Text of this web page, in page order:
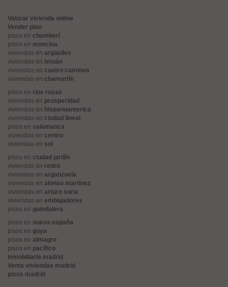
Valorar vivienda online
Vender piso
pisos en chamberí
pisos en moncloa
viviendas en argüelles
viviendas en tetuán
viviendas en cuatro caminos
viviendas en chamartín
pisos en rios rosas
viviendas en prosperidad
viviendas en hispanoamerica
viviendas en ciudad lineal
pisos en salamanca
viviendas en centro
viviendas en sol
pisos en ciudad jardín
viviendas en retiro
viviendas en arganzuela
viviendas en alonso martinez
viviendas en arturo soria
viviendas en embajadores
pisos en guindalera
pisos en nueva españa
pisos en goya
pisos en almagro
pisos en pacífico
inmobiliaria madrid
Venta viviendas madrid
pisos madrid